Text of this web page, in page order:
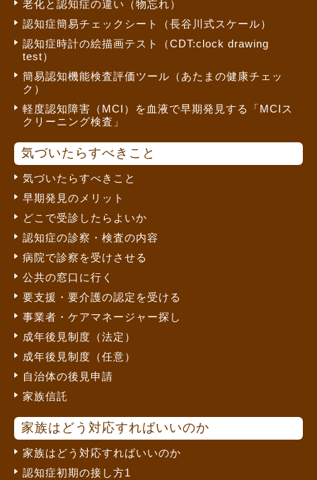
老化と認知症の違い（物忘れ）
認知症簡易チェックシート（長谷川式スケール）
認知症時計の絵描画テスト（CDT:clock drawing
test）
簡易認知機能検査評価ツール（あたまの健康チェッ
ク）
軽度認知障害（MCI）を血液で早期発見する「MCIス
クリーニング検査」
気づいたらすべきこと
気づいたらすべきこと
早期発見のメリット
どこで受診したらよいか
認知症の診察・検査の内容
病院で診察を受けさせる
公共の窓口に行く
要支援・要介護の認定を受ける
事業者・ケアマネージャー探し
成年後見制度（法定）
成年後見制度（任意）
自治体の後見申請
家族信託
家族はどう対応すればいいのか
家族はどう対応すればいいのか
認知症初期の接し方1